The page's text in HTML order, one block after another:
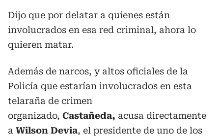
Dijo que por delatar a quienes están
involucrados en esa red criminal, ahora lo
quieren matar.
Además de narcos, y altos oficiales de la
Policía que estarían involucrados en esta
telaraña de crimen
organizado, Castañeda, acusa directamente
a Wilson Devia, el presidente de uno de los